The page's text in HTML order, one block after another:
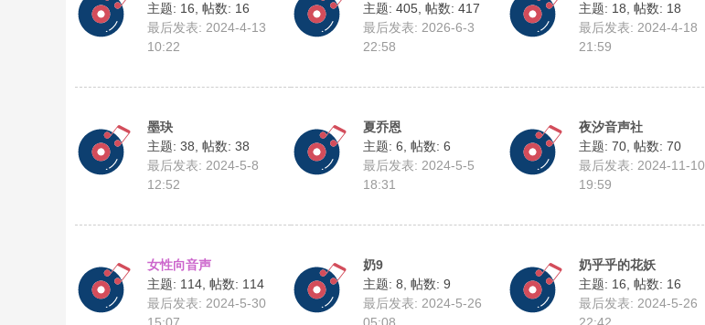
主题: 16 帖数: 16
最后发表: 2024-4-13
10:22
主题: 405 帖数: 417
最后发表: 2026-6-3
22:58
主题: 18 帖数: 18
最后发表: 2024-4-18
21:59
墨玦
主题: 38 帖数: 38
最后发表: 2024-5-8
12:52
夏乔恩
主题: 6 帖数: 6
最后发表: 2024-5-5
18:31
夜汐音声社
主题: 70 帖数: 70
最后发表: 2024-11-10
19:59
女性向音声
主题: 114 帖数: 114
最后发表: 2024-5-30
奶9
主题: 8 帖数: 9
最后发表: 2024-5-26
奶乎乎的花妖
主题: 16 帖数: 16
最后发表: 2024-5-26